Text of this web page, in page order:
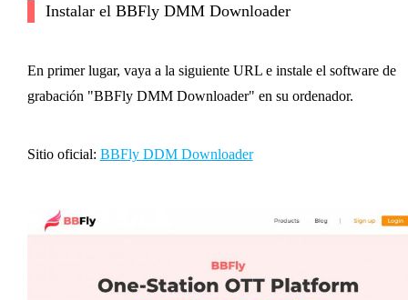
Instalar el BBFly DMM Downloader
En primer lugar, vaya a la siguiente URL e instale el software de
grabación "BBFly DMM Downloader" en su ordenador.
Sitio oficial: BBFly DDM Downloader